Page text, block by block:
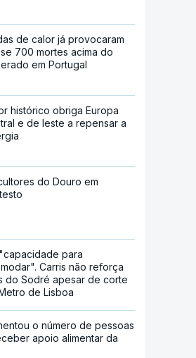
de calor já provocaram
700 mortes acima do
em Portugal
histórico obriga Europa
e de leste a repensar a
do Douro em
para
Carris não reforça
do Sodré apesar de corte
de Lisboa
o número de pessoas
apoio alimentar da